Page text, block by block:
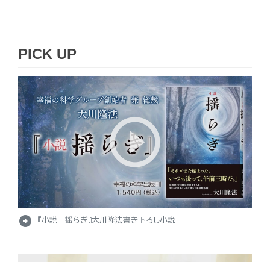
PICK UP
arrow_circle_right 『小説 揺らぎ』大川隆法書き下ろし小説